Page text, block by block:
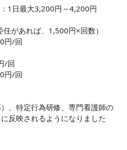
1日最大3,200円～4,200円
があれば、1,500円×回数）
円/回
/回
円/回
、特定行為研修、専門看護師の
反映されるようになりました